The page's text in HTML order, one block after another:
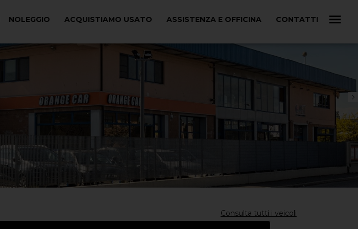
NOLEGGIO ACQUISTIAMO USATO ASSISTENZA E OFFICINA CONTATTI
Consulta tutti i veicoli